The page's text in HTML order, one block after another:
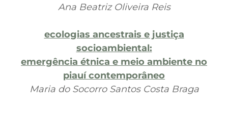
Ana Beatriz Oliveira Reis
ecologias ancestrais e justiça
socioambiental:
emergência étnica e meio ambiente no
piauí contemporâneo
Maria do Socorro Santos Costa Braga